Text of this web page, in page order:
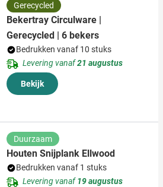
Gerecycled
Bekertray Circulware |
Gerecycled | 6 bekers
Bedrukken vanaf 10 stuks
Levering vanaf21 augustus
Bekijk
Duurzaam
Houten Snijplank Ellwood
Bedrukken vanaf 1 stuks
Levering vanaf19 augustus